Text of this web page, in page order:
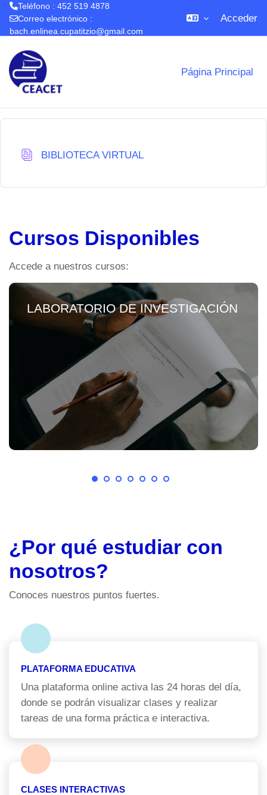
Teléfono : 452 519 4878
Correo electrónico :
bach.enlinea.cupatitzio@gmail.com
Acceder
Página Principal
BIBLIOTECA VIRTUAL
Cursos Disponibles
Accede a nuestros cursos:
LABORATORIO DE INVESTIGACIÓN
¿Por qué estudiar con
nosotros?
Conoces nuestros puntos fuertes.
PLATAFORMA EDUCATIVA
Una plataforma online activa las 24 horas del día,
donde se podrán visualizar clases y realizar
tareas de una forma práctica e interactiva.
CLASES INTERACTIVAS